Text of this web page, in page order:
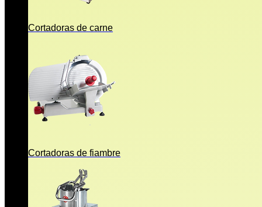
Cortadoras de carne
Cortadoras de fiambre